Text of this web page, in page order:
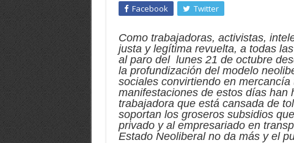
Facebook Twitter
Como trabajadoras, activistas,
justa y legítima revuelta, a todas
al paro del lunes 21 de octubre
la profundización del modelo
sociales convirtiendo en
manifestaciones de estos días han
trabajadora que está cansada de
soportan los groseros subsidios
privado y al empresariado en
Estado Neoliberal no da más y el